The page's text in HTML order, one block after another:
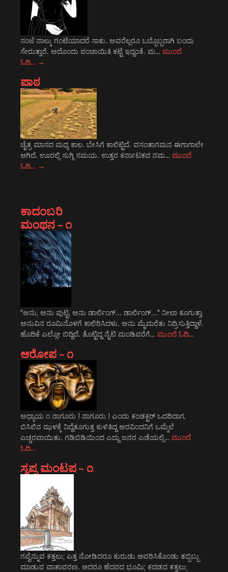
ಸಂಜೆ ನಾಲ್ಕು ಗಂಟೆಯಾದರೆ ಸಾಕು. ಅವರೆಲ್ಲರೂ ಒಬ್ಬೊಬ್ಬರಾಗಿ ಬಂದು
ಸೇರುತ್ತಾರೆ. ಅದೊಂದು ಪಂಚಾಯಿತಿ ಕಟ್ಟೆ ಇದ್ದಂತೆ. ಮ… ಮುಂದೆ
ಓದಿ… →
ಪಾಠ
ಚೈತ್ರ ಮಾಸದ ಮಧ್ಯ ಕಾಲ. ಬೇಸಿಗೆ ಕಾಲಿಟ್ಟಿದೆ. ವಸಂತಾಗಮನ ಈಗಾಗಾಲೇ
ಆಗಿದೆ. ಊರಲ್ಲಿ ಸುಗ್ಗಿ ಸಮಯ. ಉತ್ತರ ಕರ್ನಾಟಕದ ನಮ… ಮುಂದೆ
ಓದಿ… →
ಕಾದಂಬರಿ
ಮಂಥನ – ೧
"ಅನು, ಅನು ಪುಟ್ಟಿ, ಅನು ಡಾರ್ಲಿಂಗ್... ಡಾರ್ಲಿಂಗ್..." ನೀಲಾ ಕೂಗುತ್ತಾ
ಅನುವಿನ ರೂಮಿನೊಳಗೆ ಕಾಲಿರಿಸಿದಳು. ಅನು ಮೈಮರೆತು ನಿದ್ರಿಸುತ್ತಿದ್ದಾಳೆ.
ಹೊದಿಕೆ ಎಲ್ಲೋ ಬಿದ್ದಿದೆ. ತೊಟ್ಟಿದ್ದ ನೈಟಿ ಮಂಡಿವರೆಗೆ… ಮುಂದೆ ಓದಿ…
ಆರೋಪ – ೧
ಅಧ್ಯಾಯ ೧ ನಾಗೂರು ! ನಾಗೂರು ! ಎಂದು ಕಂಡಕ್ಟರ್ ಒದರಿದಾಗ,
ಬಿಸಿಲಿನ ಝಳಕ್ಕೆ ನಿದ್ದೆತೂಗುತ್ತ ಕುಳಿತಿದ್ದ ಅರವಿಂದನಿಗೆ ಒಮ್ಮೆಲೆ
ಎಚ್ಚರವಾಯಿತು. ಗಡಿಬಿಡಿಯಿಂದ ಎದ್ದು ಜನರ ಎಡೆಯಲ್ಲಿ… ಮುಂದೆ
ಓದಿ…
ಸ್ವಪ್ನ ಮಂಟಪ – ೧
ಗವ್ವೆನ್ನುವ ಕತ್ತಲು; ಎತ್ತ ನೋಡಿದರೂ ಕುರುಡು ಆವರಿಸಿಕೊಂಡು ತಬ್ಬಿಬ್ಬು
ಮಾಡುವ ವಾತಾವರಣ. ಆದರೂ ಹೆದರದ ಭೂಮಿ; ಕದಡದ ಕತ್ತಲು;